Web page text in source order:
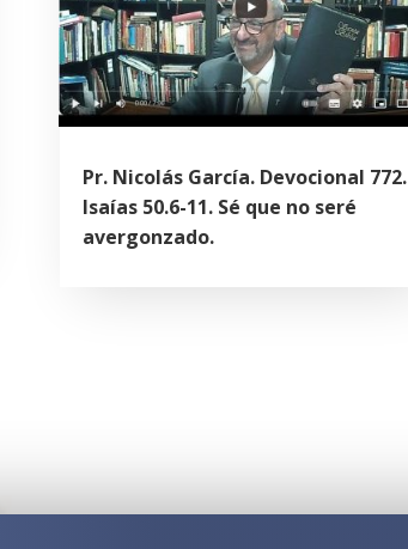
Pr. Nicolás García. Devocional 772.
Isaías 50.6-11. Sé que no seré
avergonzado.